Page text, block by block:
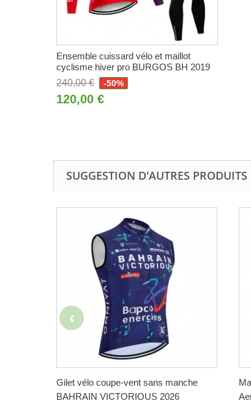
Ensemble cuissard vélo et maillot
cyclisme hiver pro BURGOS BH 2019
240,00 €
-50%
120,00 €
SUGGESTION D'AUTRES
Gilet vélo coupe-vent sans manche
BAHRAIN VICTORIOUS 2026